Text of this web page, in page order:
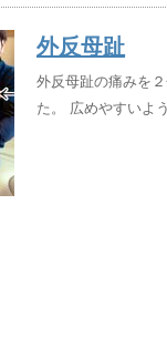
外反母趾
外反母趾の痛みを
た。 広めやすいよ